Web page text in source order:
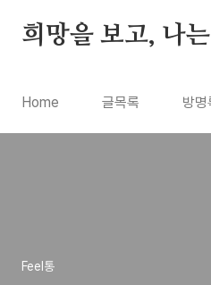
희망을 보고, 나는
Home 글목록 방명
Feel통